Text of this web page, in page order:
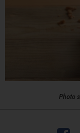
Photo